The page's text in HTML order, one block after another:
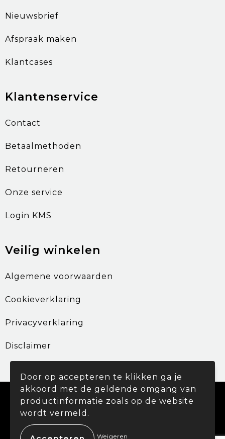
Nieuwsbrief
Afspraak maken
Klantcases
Klantenservice
Contact
Betaalmethoden
Retourneren
Onze service
Login KMS
Veilig winkelen
Algemene voorwaarden
Cookieverklaring
Privacyverklaring
Disclaimer
© Copyright Promohouse 2024
Door op accepteren te klikken ga je
akkoord met de geldende omgang van
productinformatie zoals op de website
wordt vermeld.
Weigeren